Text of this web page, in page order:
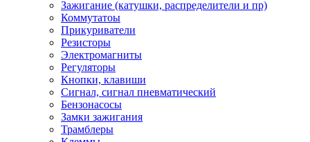
Зажигание (катушки, распределители и пр)
Коммутатоы
Прикуриватели
Резисторы
Электромагниты
Регуляторы
Кнопки, клавиши
Сигнал, сигнал пневматический
Бензонасосы
Замки зажигания
Трамблеры